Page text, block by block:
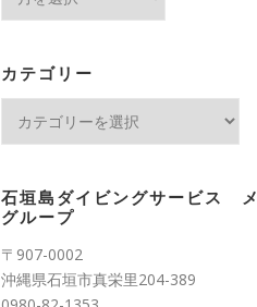
ブ
カテゴリー
ー
石垣島ダイビングサービス メ
グループ
〒907-0002
沖縄県石垣市真栄里204-389